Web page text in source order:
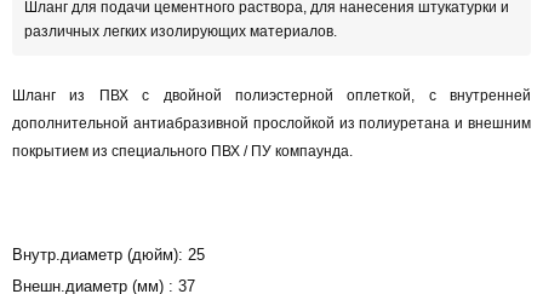
Шланг для подачи цементного раствора, для нанесения штукатурки и
различных легких изолирующих материалов.
Шланг из ПВХ с двойной полиэстерной оплеткой, с внутренней
дополнительной антиабразивной прослойкой из полиуретана и внешним
покрытием из специального ПВХ / ПУ компаунда.
Внутр.диаметр (дюйм): 25
Внешн.диаметр (мм) : 37